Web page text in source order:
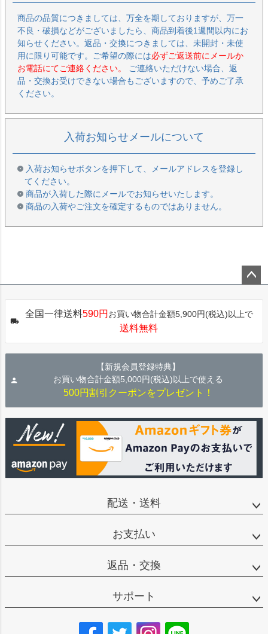
商品の品質につきましては、万全を期しておりますが、万一
不良・破損などがございましたら、商品到着後1週間以内にお
知らせください。返品・交換につきましては、未開封・未使
用に限り可能です。ご希望の際には必ずご返送前にメールか
お電話にてご連絡ください。
ご連絡いただけない場合、返
品・交換お受けできない場合もございますので、予めご了承
ください。
入荷お知らせメールについて
入荷お知らせボタンを押下して、メールアドレスを登録し
てください。
商品が入荷した際にメールでお知らせいたします。
商品の入荷やご注文を確定するものではありません。
ップ
全国一律送料590円 お買い物合計金額5,900円(税込)以上で
送料無料
【新規会員登録特典】
お買い物合計金額5,000円(税込)以上で使える
500円割引クーポンをプレゼント！
配送・送料
お支払い
返品・交換
サポート